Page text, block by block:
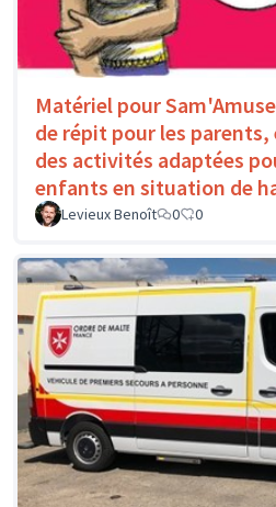
Matériel pour
de répit pour les parents,
des activités adaptées
enfants en situation de
Levieux Benoît 0 0